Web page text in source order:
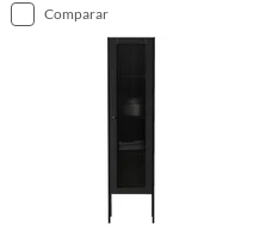
comparar